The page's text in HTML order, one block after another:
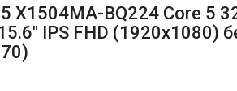
X1504MA-BQ224 Core 5
IPS FHD (1920x1080)